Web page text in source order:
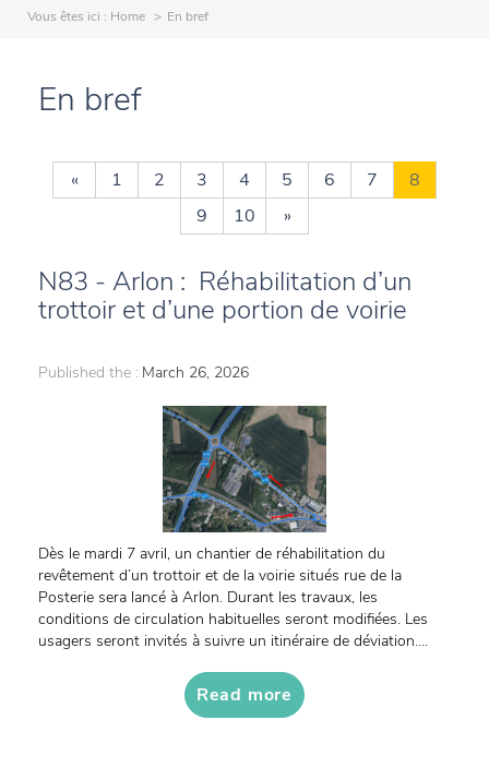
Vous êtes ici : Home En bref
En bref
« 1 2 3 4 5 6 7
8
9
10 »
N83 - Arlon : Réhabilitation d’un
trottoir et d’une portion de voirie
Published the : March 26, 2026
Dès le mardi 7 avril, un chantier de réhabilitation du
revêtement d’un trottoir et de la voirie situés rue de la
Posterie sera lancé à Arlon. Durant les travaux, les
conditions de circulation habituelles seront modifiées. Les
usagers seront invités à suivre un itinéraire de déviation....
Read more